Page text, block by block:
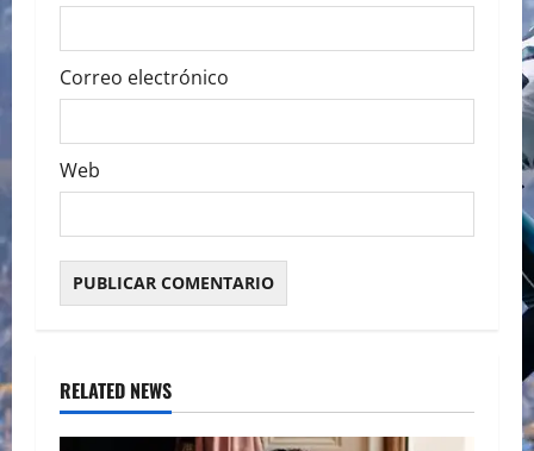
Correo electrónico
Web
RELATED NEWS